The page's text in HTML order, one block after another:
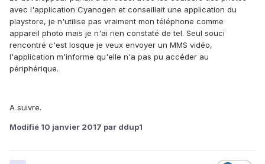
avec l'application Cyanogen et conseillait une application du
playstore, je n'utilise pas vraiment mon téléphone comme
appareil photo mais je n'ai rien constaté de tel. Seul souci
rencontré c'est losque je veux envoyer un MMS vidéo,
l'application m'informe qu'elle n'a pas pu accéder au
périphérique.
A suivre.
Modifié 10 janvier 2017 par ddup1